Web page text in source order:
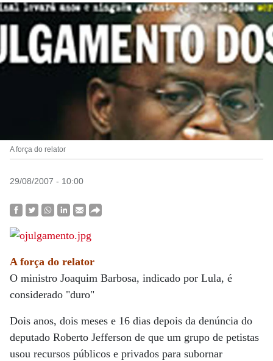
A força do relator
29/08/2007 - 10:00
A força do relator
O ministro Joaquim Barbosa, indicado por Lula, é
considerado "duro"
Dois anos, dois meses e 16 dias depois da denúncia do
deputado Roberto Jefferson de que um grupo de petistas
usou recursos públicos e privados para subornar